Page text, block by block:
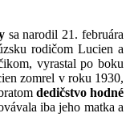
sa narodil 21. februára
rodičom Lucien a
vyrastal po boku
zomrel v roku 1930,
dedičstvo hodné
iba jeho matka a